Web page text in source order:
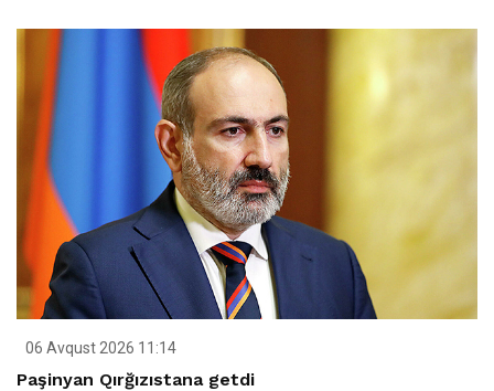
06 Avqust 2026 11:14
Paşinyan Qırğızıstana getdi